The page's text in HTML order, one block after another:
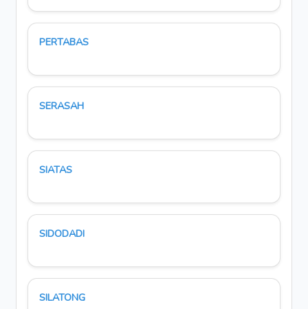
PERTABAS
SERASAH
SIATAS
SIDODADI
SILATONG